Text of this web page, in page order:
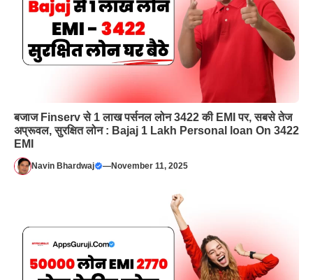
बजाज Finserv से 1 लाख पर्सनल लोन 3422 की EMI पर, सबसे तेज
अप्रूवल, सुरक्षित लोन : Bajaj 1 Lakh Personal loan On 3422
EMI
Navin Bhardwaj —November 11, 2025